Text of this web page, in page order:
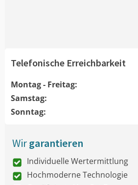
Telefonische Erreichbarkeit
Montag - Freitag:
Samstag:
Sonntag:
Wirgarantieren
Individuelle Wertermittlung
Hochmoderne Technologie